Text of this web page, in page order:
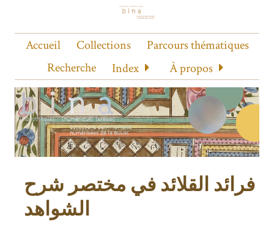
Accueil Collections
Parcours thématiques
Recherche
Index À propos
فرائد القلائد في مختصر شرح
الشواهد